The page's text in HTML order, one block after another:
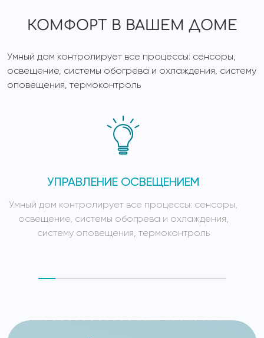
КОМФОРТ В ВАШЕМ ДОМЕ
Умный дом контролирует все процессы: сенсоры,
освещение, системы обогрева и охлаждения, систему
оповещения, термоконтроль
УПРАВЛЕНИЕ ОСВЕЩЕНИЕМ
Умный дом контролирует все процессы: сенсоры,
освещение, системы обогрева и охлаждения,
систему оповещения, термоконтроль